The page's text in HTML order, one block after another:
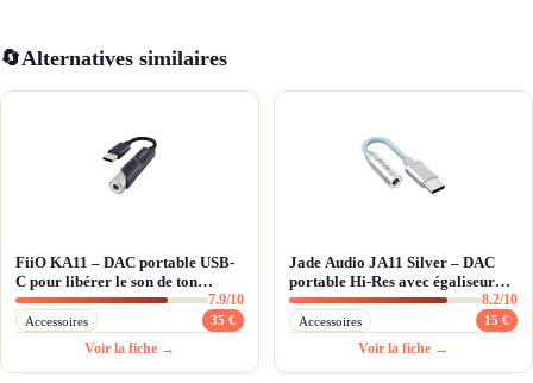
🔄Alternatives similaires
FiiO KA11 – DAC portable USB-
C pour libérer le son de ton
smartphone
7.9/10
Accessoires 35 €
Voir la fiche →
Jade Audio JA11 Silver – DAC
portable Hi-Res avec égaliseur
pro pour Android
8.2/10
Accessoires 15 €
Voir la fiche →